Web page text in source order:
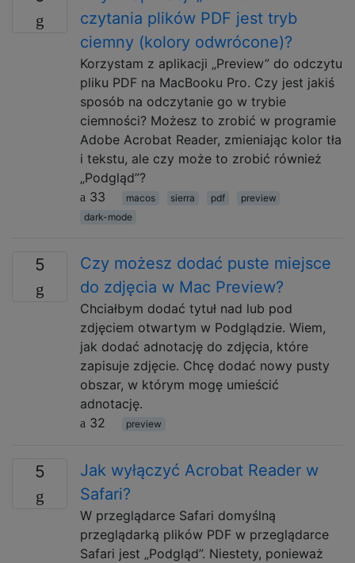
czytania plików PDF jest tryb
ciemny (kolory odwrócone)?
Korzystam z aplikacji „Preview” do odczytu
pliku PDF na MacBooku Pro. Czy jest jakiś
sposób na odczytanie go w trybie
ciemności? Możesz to zrobić w programie
Adobe Acrobat Reader, zmieniając kolor tła
i tekstu, ale czy może to zrobić również
„Podgląd”?
33
macos sierra pdf
preview
dark-mode
5
Czy możesz dodać puste miejsce
do zdjęcia w Mac Preview?
Chciałbym dodać tytuł nad lub pod
zdjęciem otwartym w Podglądzie. Wiem,
jak dodać adnotację do zdjęcia, które
zapisuje zdjęcie. Chcę dodać nowy pusty
obszar, w którym mogę umieścić
adnotację.
32
preview
5
Jak wyłączyć Acrobat Reader w
Safari?
W przeglądarce Safari domyślną
przeglądarką plików PDF w przeglądarce
Safari jest „Podgląd”. Niestety, ponieważ